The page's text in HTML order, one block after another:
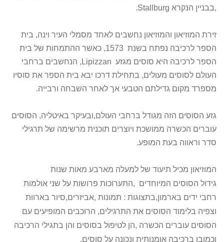
,בבניין הנקרא Stallburg.
זירת המוזיאון והמוזיאון נחשבים לאחד מסמלי העיר וינה, בית
הספר לרכיבה נפתח בשנת 1573, כאשר ההתמחות של בית
הספר לרכיבה היא סוסים מגזע Lipizzan, הנחשבים ברחבי
העולם לסוסים מעולים, בתחילת דרכו יבא בית הספר את סוסיו
מספרד מקום גדילתם הטבעי אך לאחר השבחה ורבייה.
גזע הסוסים הזה מגודל ברחבי העולם,ובעיקר באיטליה, הסוסים
עוברים הכשרה ממושכת ויוצרים תוכנית מרשימה של תרגילי
סדר וראווה בעת המופע.
המוזיאון מכיל תיעוד של למעלה מארבע מאות שנות
גידול הסוסים המיוחדים ,התערוכות פרושות על שני אולמות
רחבי ידים בארמון,בתצוגות : תמונות ,אביזרים,סיור בארוות
וצפיה בלימוד הסוסים את התרגילים, הרוכבים המופיעים עם
הסוסים עוברים הכשרה ,הן לטיפול בסוסים והן בתגילי הרכיבה
וכמובן ברכיבה אומנותית ונכונה על סוסים.